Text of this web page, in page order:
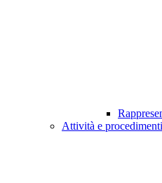
Attività e procedimenti